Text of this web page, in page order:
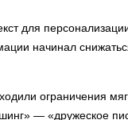
для
начинал
ограничения
— «дружеское